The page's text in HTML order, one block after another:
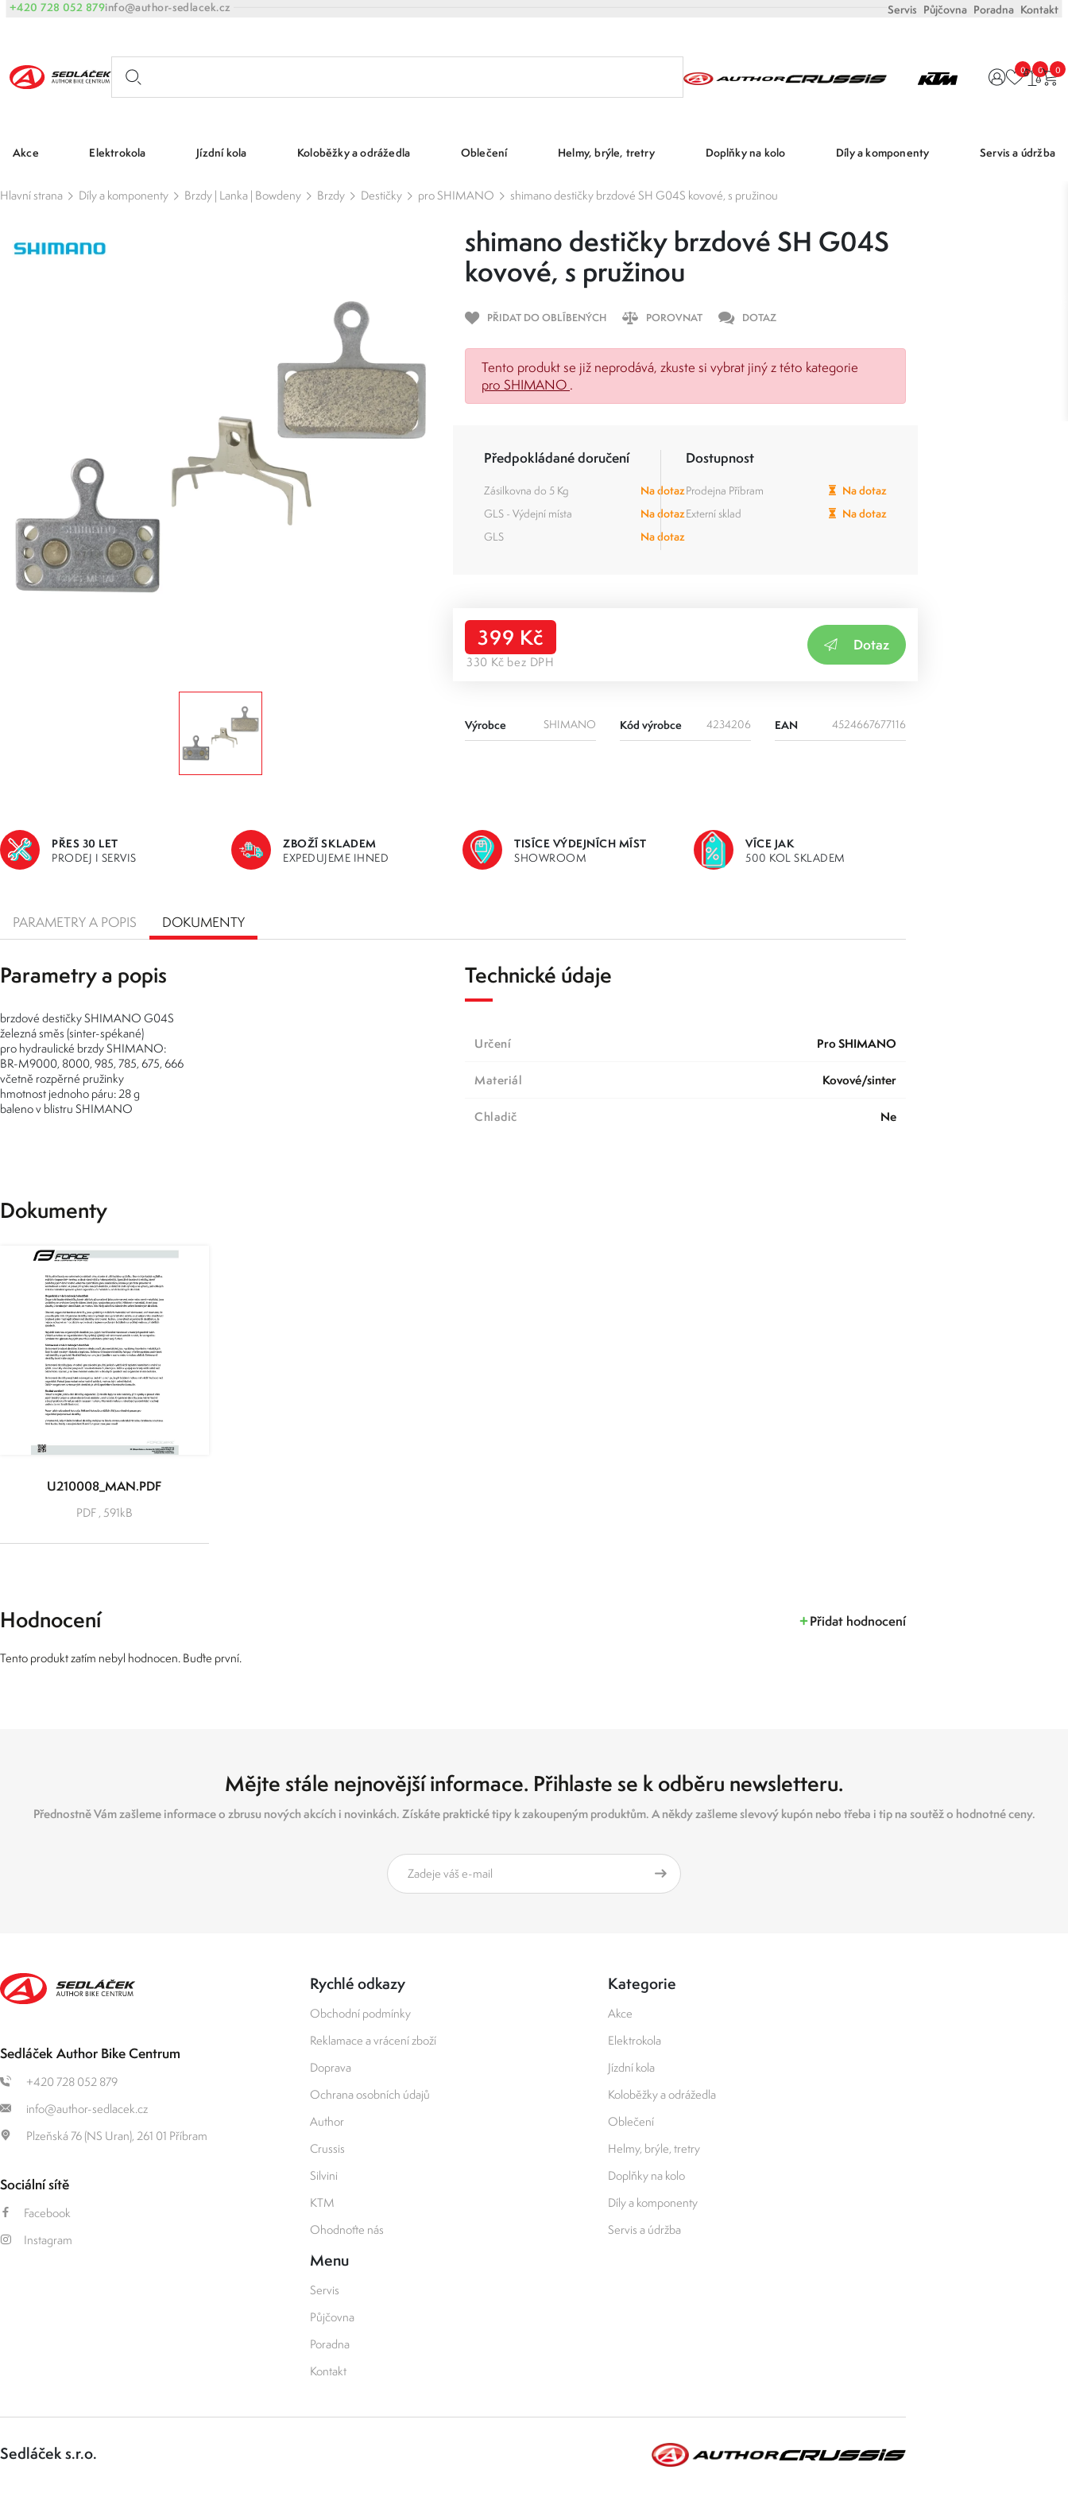
+420 728 052 879info@author-sedlacek.cz Servis Půjčovna Poradna Kontakt
0 0 0
Akce Elektrokola Jízdní kola Koloběžky a odrážedla Oblečení Helmy, brýle, tretry Doplňky na kolo Díly a komponenty Servis a údržba
Hlavní strana Díly a komponenty Brzdy | Lanka | Bowdeny Brzdy Destičky pro SHIMANO shimano destičky brzdové SH G04S kovové, s pružinou
shimano destičky brzdové SH G04S
kovové, s pružinou
PŘIDAT DO OBLÍBENÝCH POROVNAT DOTAZ
Tento produkt se již neprodává, zkuste si vybrat jiný z této kategorie
pro SHIMANO .
Předpokládané doručení
Zásilkovna do 5 Kg
Na dotaz
GLS - Výdejní místa
Na dotaz
GLS
Na dotaz
Dostupnost
Prodejna Příbram
Na dotaz
Externí sklad
Na dotaz
399 Kč
330 Kč bez DPH
Dotaz
Výrobce SHIMANO Kód výrobce 4234206 EAN 4524667677116
PŘES 30 LET
PRODEJ I SERVIS
ZBOŽÍ SKLADEM
EXPEDUJEME IHNED
TISÍCE VÝDEJNÍCH MÍST
SHOWROOM
VÍCE JAK
500 KOL SKLADEM
PARAMETRY A POPIS DOKUMENTY
Parametry a popis
brzdové destičky SHIMANO G04S
železná směs (sinter-spékané)
pro hydraulické brzdy SHIMANO:
BR-M9000, 8000, 985, 785, 675, 666
včetně rozpěrné pružinky
hmotnost jednoho páru: 28 g
baleno v blistru SHIMANO
Technické údaje
určení pro SHIMANO
Materiál kovové/sinter
chladič ne
Dokumenty
U210008_MAN.PDF
PDF , 591kB
Hodnocení Přidat hodnocení
Tento produkt zatím nebyl hodnocen. Buďte první.
Mějte stále nejnovější informace. Přihlaste se k odběru newsletteru.
Přednostně Vám zašleme informace o zbrusu nových akcích i novinkách. Získáte praktické tipy k zakoupeným produktům. A někdy zašleme slevový kupón nebo třeba i tip na soutěž o hodnotné ceny.
Sedláček Author Bike Centrum
+420 728 052 879
info@author-sedlacek.cz
Plzeňská 76 (NS Uran), 261 01 Příbram
Sociální sítě
Facebook
Instagram
Rychlé odkazy
Obchodní podmínky
Reklamace a vrácení zboží
Doprava
Ochrana osobních údajů
Author
Crussis
Silvini
KTM
Ohodnoťte nás
Menu
Servis
Půjčovna
Poradna
Kontakt
Kategorie
Akce
Elektrokola
Jízdní kola
Koloběžky a odrážedla
Oblečení
Helmy, brýle, tretry
Doplňky na kolo
Díly a komponenty
Servis a údržba
Sedláček s.r.o.